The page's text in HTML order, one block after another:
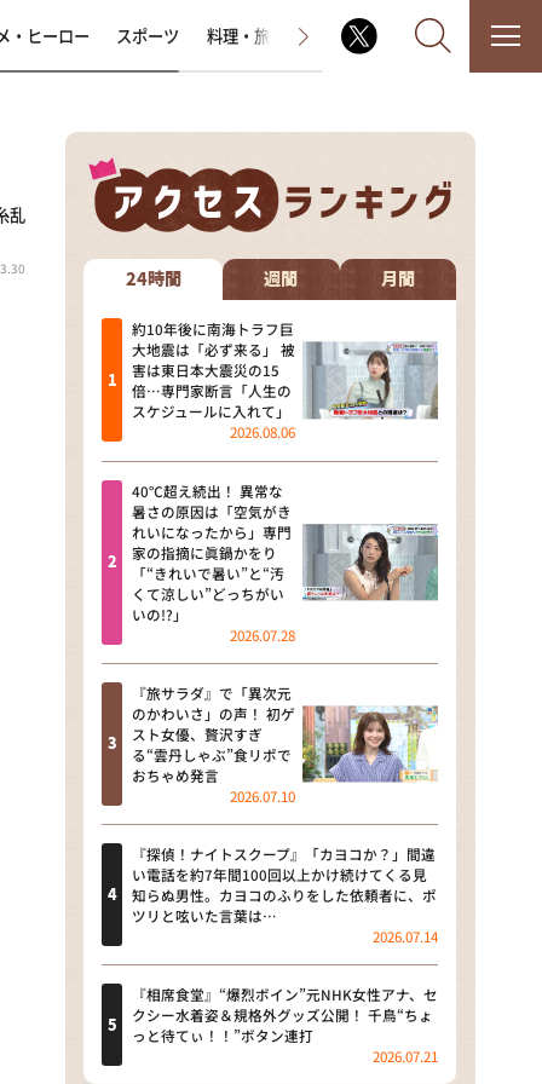
なるみ・岡村の過ぎるTV
相席食堂
これ余談なんですけど・・・
～人生密着トークバラエティ！
～ やすとものいたって真剣です
探偵！ナイトスクープ
news おかえり
河合＆A.B.C-Z塚田×福井アナ
「なんでやねん！？」（news お
かえり）
DAIGOも台所 ～きょうの献立 何
にする？～
本日はダイアンなり！シーズン２
朝だ！生です旅サラダ
教えて！ニュースライブ 正義の
ミカタ
ＬＩＦＥ～夢のカタチ～
新婚さんいらっしゃい！
ポツンと一軒家
ザキ山小屋本館
・ヒーロー スポーツ 料理・旅 ラジオ番組 その他
乱
24時間 週間 月間
約10年後に南海トラフ巨
大地震は「必ず来る」 被
害は東日本大震災の15
倍…専門家断言「人生の
スケジュールに入れて」
2026.08.06
40℃超え続出！ 異常な
暑さの原因は「空気がき
れいになったから」専門
家の指摘に眞鍋かをり
「“きれいで暑い”と“汚
くて涼しい”どっちがい
いの!?」
2026.07.28
『旅サラダ』で「異次元
のかわいさ」の声！ 初ゲ
スト女優、贅沢すぎ
る“雲丹しゃぶ”食リポで
おちゃめ発言
2026.07.10
『探偵！ナイトスクープ』「カヨコか？」間違
い電話を約7年間100回以上かけ続けてくる見
知らぬ男性。カヨコのふりをした依頼者に、ポ
ツリと呟いた言葉は…
2026.07.14
『相席食堂』“爆烈ボイン”元NHK女性アナ、セ
クシー水着姿＆規格外グッズ公開！ 千鳥“ちょ
っと待てぃ！！”ボタン連打
2026.07.21